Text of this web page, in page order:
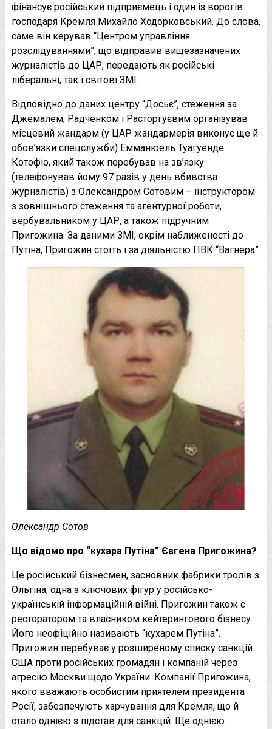
фінансує російський підприємець і один із ворогів
господаря Кремля Михайло Ходорковський. До слова,
саме він керував “Центром управління
розслідуваннями”, що відправив вищезазначених
журналістів до ЦАР, передають як російські
ліберальні, так і світові ЗМІ.
Відповідно до даних центру “Досьє”, стеження за
Джемалем, Радченком і Расторгуєвим організував
місцевий жандарм (у ЦАР жандармерія виконує ще й
обов’язки спецслужби) Емманюель Туагуенде
Котофіо, який також перебував на зв’язку
(телефонував йому 97 разів у день вбивства
журналістів) з Олександром Сотовим – інструктором
з зовнішнього стеження та агентурної роботи,
вербувальником у ЦАР, а також підручним
Пригожина. За даними ЗМІ, окрім наближеності до
Путіна, Пригожин стоїть і за діяльністю ПВК “Вагнера”.
Олександр Сотов
Що відомо про “кухара Путіна” Євгена Пригожина?
Це російський бізнесмен, засновник фабрики тролів з
Ольгіна, одна з ключових фігур у російсько-
українській інформаційній війні. Пригожин також є
ресторатором та власником кейтерингового бізнесу.
Його неофіційно називають “кухарем Путіна”.
Пригожин перебуває у розширеному списку санкцій
США проти російських громадян і компаній через
агресію Москви щодо України. Компанії Пригожина,
якого вважають особистим приятелем президента
Росії, забезпечують харчування для Кремля, що й
стало однією з підстав для санкцій. Ще однією